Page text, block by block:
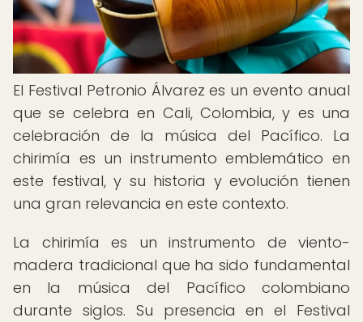
El Festival Petronio Álvarez es un evento anual
que se celebra en Cali, Colombia, y es una
celebración de la música del Pacífico. La
chirimía es un instrumento emblemático en
este festival, y su historia y evolución tienen
una gran relevancia en este contexto.
La chirimía es un instrumento de viento-
madera tradicional que ha sido fundamental
en la música del Pacífico colombiano
durante siglos. Su presencia en el Festival